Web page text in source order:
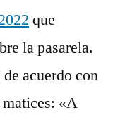
que
la pasarela.
acuerdo con
«A